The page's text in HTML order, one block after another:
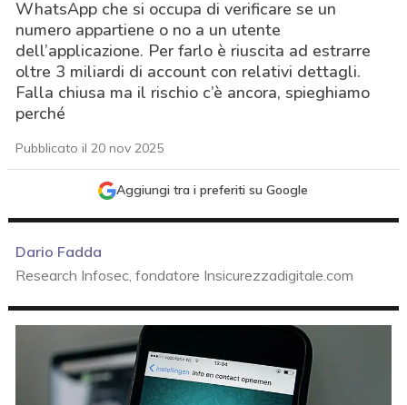
WhatsApp che si occupa di verificare se un
numero appartiene o no a un utente
dell’applicazione. Per farlo è riuscita ad estrarre
oltre 3 miliardi di account con relativi dettagli.
Falla chiusa ma il rischio c’è ancora, spieghiamo
perché
Pubblicato il 20 nov 2025
Aggiungi tra i preferiti su Google
Dario Fadda
Research Infosec, fondatore Insicurezzadigitale.com